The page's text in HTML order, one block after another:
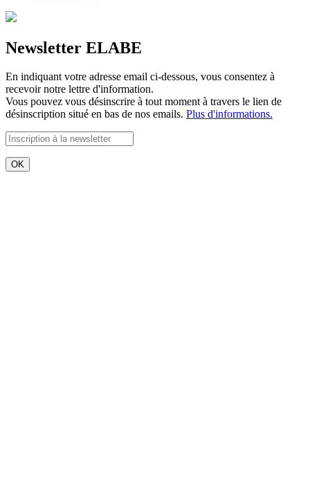
Newsletter ELABE
En indiquant votre adresse email ci-dessous, vous consentez à
recevoir notre lettre d'information.
Vous pouvez vous désinscrire à tout moment à travers le lien de
désinscription situé en bas de nos emails. Plus d'informations.